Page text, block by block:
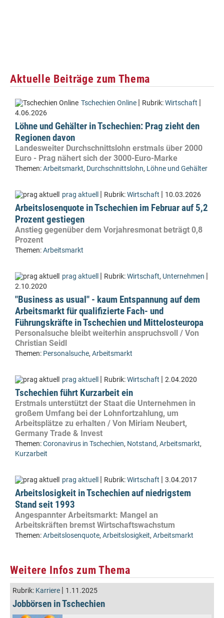
Aktuelle Beiträge zum Thema
Tschechien Online | Rubrik:Wirtschaft |
4.06.2026
Löhne und Gehälter in Tschechien: Prag zieht den
Regionen davon
Landesweiter Durchschnittslohn erstmals über 2000
Euro - Prag nähert sich der 3000-Euro-Marke
Themen:Arbeitsmarkt, Durchschnittslohn, Löhne und Gehälter
prag aktuell | Rubrik:Wirtschaft | 10.03.2026
Arbeitslosenquote in Tschechien im Februar auf 5,2
Prozent gestiegen
Anstieg gegenüber dem Vorjahresmonat beträgt 0,8
Prozent
Themen:Arbeitsmarkt
prag aktuell | Rubrik:Wirtschaft, Unternehmen |
2.10.2020
"Business as usual" - kaum Entspannung auf dem
Arbeitsmarkt für qualifizierte Fach- und
Führungskräfte in Tschechien und Mittelosteuropa
Personalsuche bleibt weiterhin anspruchsvoll / Von
Christian Seidl
Themen: Personalsuche, Arbeitsmarkt
prag aktuell | Rubrik:Wirtschaft | 2.04.2020
Tschechien führt Kurzarbeit ein
Erstmals unterstützt der Staat die Unternehmen in
großem Umfang bei der Lohnfortzahlung, um
Arbeitsplätze zu erhalten / Von Miriam Neubert,
Germany Trade & Invest
Themen:Coronavirus in Tschechien, Notstand, Arbeitsmarkt,
Kurzarbeit
prag aktuell | Rubrik:Wirtschaft | 3.04.2017
Arbeitslosigkeit in Tschechien auf niedrigstem
Stand seit 1993
Angespannter Arbeitsmarkt: Mangel an
Arbeitskräften bremst Wirtschaftswachstum
Themen:Arbeitslosenquote, Arbeitslosigkeit, Arbeitsmarkt
Weitere Infos zum Thema
Rubrik: Karriere | 1.11.2025
Jobbörsen in Tschechien